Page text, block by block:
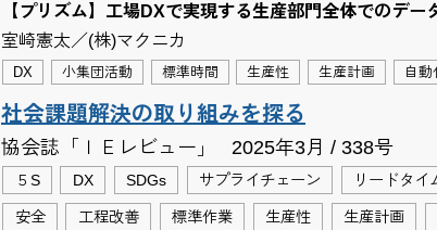
【プリズム】工場DXで実現する生産部門全体でのデ
室崎憲太／(株)マクニカ
DX 小集団活動 標準時間 生産性 生産計画 自動
社会課題解決の取り組みを探る
協会誌「ＩＥレビュー」 2025年3月 / 338号
５S DX SDGs サプライチェーン リードタイ
安全 工程改善 標準作業 生産性 生産計画